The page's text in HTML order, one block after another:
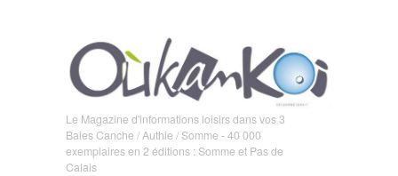
Le Magazine d'informations loisirs dans vos 3
Baies Canche / Authie / Somme - 40 000
exemplaires en 2 éditions : Somme et Pas de
Calais